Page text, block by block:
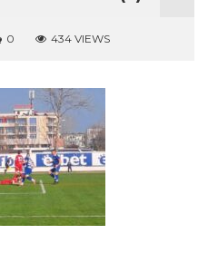
0 434 VIEWS